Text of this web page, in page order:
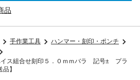
品
手作業工具
ハンマー・刻印・ポンチ
イス組合せ刻印５．０ｍｍバラ 記号± プラ
】